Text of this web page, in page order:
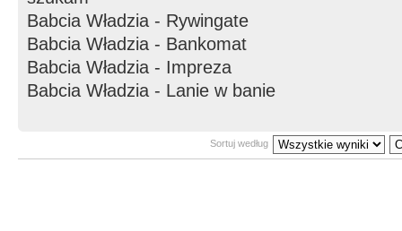
Babcia Władzia - Rywingate
Babcia Władzia - Bankomat
Babcia Władzia - Impreza
Babcia Władzia - Lanie w banie
Sortuj według